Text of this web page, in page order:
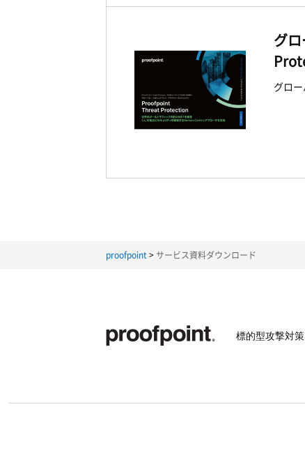
グ
グロ
proofpoint サービス資料ダウンロード
標的型攻撃対